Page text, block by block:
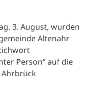
3. August, wurden
Altenahr
Person“ auf die
Ahrbrück